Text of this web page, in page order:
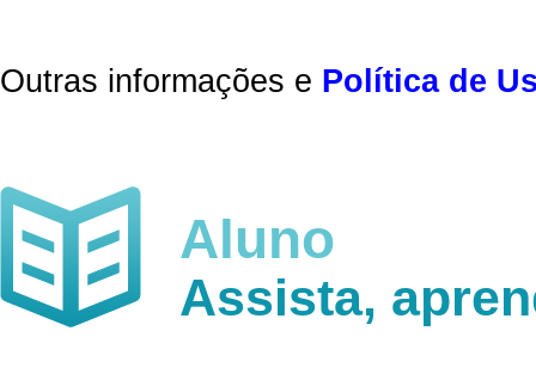
Outras informações e Política de
Aluno
Assista,